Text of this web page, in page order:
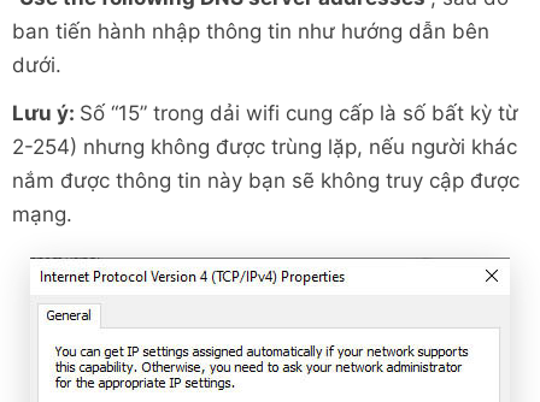
ban tiến hành nhập thông tin như hướng dẫn bên
dưới.
Lưu ý: Số “15” trong dải wifi cung cấp là số bất kỳ từ
2-254) nhưng không được trùng lặp, nếu người khác
nắm được thông tin này bạn sẽ không truy cập được
mạng.